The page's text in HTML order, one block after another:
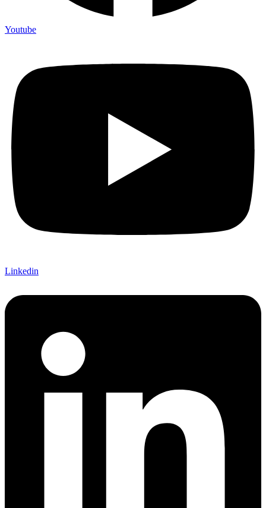
Youtube
Linkedin